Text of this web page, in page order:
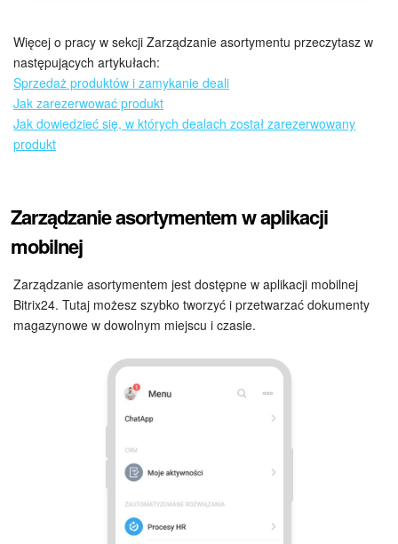
Więcej o pracy w sekcji Zarządzanie asortymentu przeczytasz w
następujących artykułach:
Sprzedaż produktów i zamykanie deali
Jak zarezerwować produkt
Jak dowiedzieć się, w których dealach został zarezerwowany
produkt
Zarządzanie asortymentem w aplikacji
mobilnej
Zarządzanie asortymentem jest dostępne w aplikacji mobilnej
Bitrix24. Tutaj możesz szybko tworzyć i przetwarzać dokumenty
magazynowe w dowolnym miejscu i czasie.